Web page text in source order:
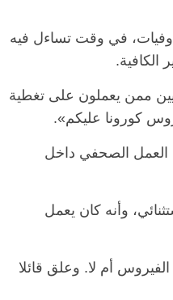
المستجد دون وفيات، في وقت تساءل فيه
الكافية.
ممن يعملون على تغطية
كورونا عليكم».
العمل الصحفي داخل
وأنه كان يعمل
أم لا. وعلق قائلا
فارس مقاومة